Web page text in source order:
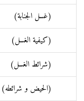
(غسل الجنابة)
(كيفية الغسل)
(شرائط الغسل)
(الحيض و شرائطه)